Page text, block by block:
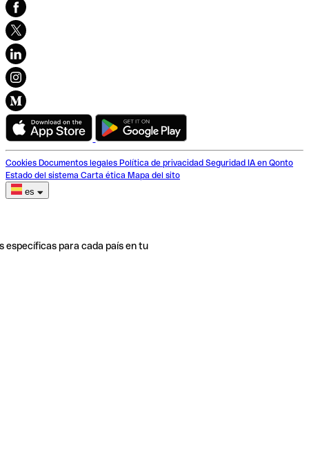
Cookies Documentos legales Política de privacidad Seguridad IA en Qonto
Estado del sistema Carta ética Mapa del sito
es
específicas para cada país en tu